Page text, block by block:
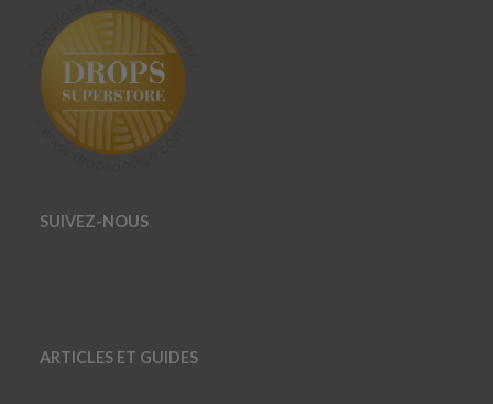
SUIVEZ-NOUS
ARTICLES ET GUIDES